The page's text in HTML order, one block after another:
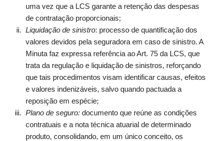
uma vez que a LCS garante a retenção das despesas
de contratação proporcionais;
Liquidação de sinistro: processo de quantificação dos
valores devidos pela seguradora em caso de sinistro. A
Minuta faz expressa referência ao Art. 75 da LCS, que
trata da regulação e liquidação de sinistros, reforçando
que tais procedimentos visam identificar causas, efeitos
e valores indenizáveis, salvo quando pactuada a
reposição em espécie;
Plano de seguro:documento que reúne as condições
contratuais e a nota técnica atuarial de determinado
produto, consolidando, em um único conceito, os